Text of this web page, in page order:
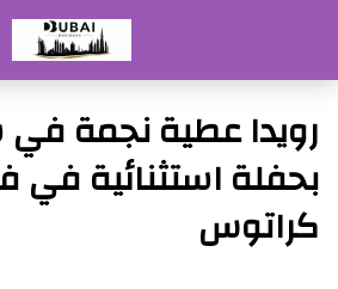
رويدا عطية نجمة
بحفلة استثنائية في
كراتوس